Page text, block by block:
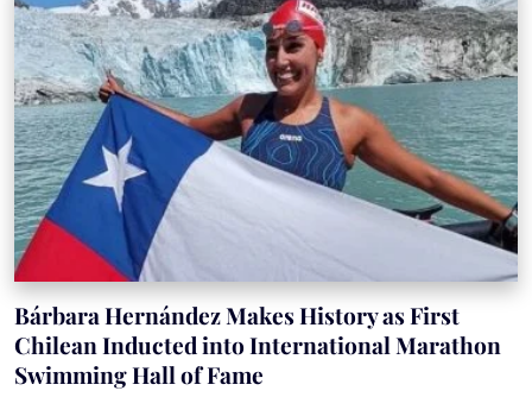
Bárbara Hernández Makes History as First
Chilean Inducted into International Marathon
Swimming Hall of Fame